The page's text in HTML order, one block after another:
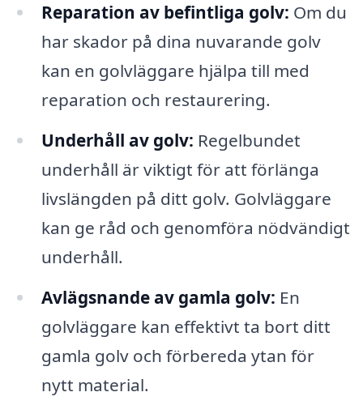
Reparation av befintliga golv: Om du
har skador på dina nuvarande golv
kan en golvläggare hjälpa till med
reparation och restaurering.
Underhåll av golv: Regelbundet
underhåll är viktigt för att förlänga
livslängden på ditt golv. Golvläggare
kan ge råd och genomföra nödvändigt
underhåll.
Avlägsnande av gamla golv: En
golvläggare kan effektivt ta bort ditt
gamla golv och förbereda ytan för
nytt material.